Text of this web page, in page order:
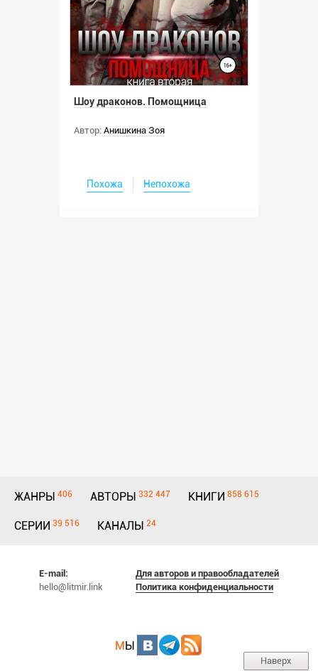
Шоу драконов. Помощница
Автор: Анишкина Зоя
Похожа Непохожа
ЖАНРЫ 406 АВТОРЫ 332 447 КНИГИ 858 615
СЕРИИ 39 516 КАНАЛЫ 24
E-mail:
hello@litmir.link
Для авторов и правообладателей
Политика конфиденциальности
МЫ
Наверх